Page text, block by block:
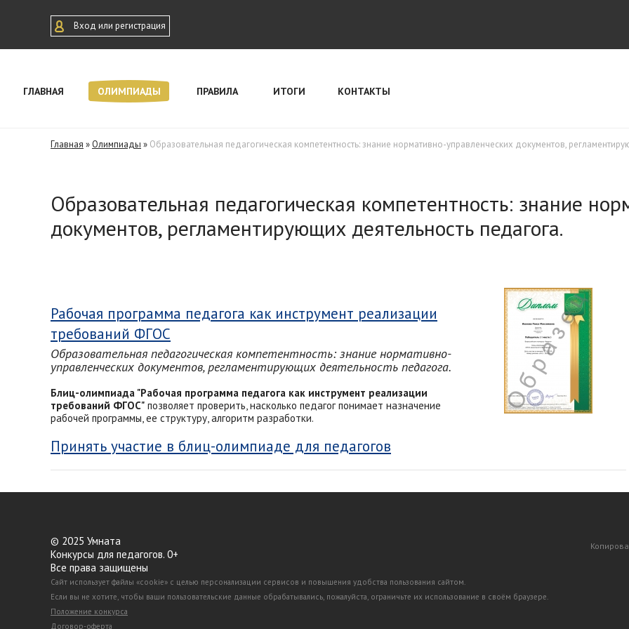
Вход или регистрация
ГЛАВНАЯ ОЛИМПИАДЫ ПРАВИЛА ИТОГИ КОНТАКТЫ
Главная » Олимпиады » Образовательная педагогическая компетентность: знание нормативно-управленческих документов,
Образовательная педагогическая компетентность: знание
документов, регламентирующих деятельность педагога.
Рабочая программа педагога как инструмент реализации
требований ФГОС
Образовательная педагогическая компетентность: знание нормативно-
управленческих документов, регламентирующих деятельность педагога.
Блиц-олимпиада "Рабочая программа педагога как инструмент реализации
требований ФГОС" позволяет проверить, насколько педагог понимает назначение
рабочей программы, ее структуру, алгоритм разработки.
Принять участие в блиц-олимпиаде для педагогов
© 2025 Умната
Конкурсы для педагогов. 0+
Все права защищены
Сайт использует файлы «cookie» с целью персонализации сервисов и повышения удобства пользования сайтом.
Если вы не хотите, чтобы ваши пользовательские данные обрабатывались, пожалуйста, ограничьте их использование в своём браузере.
Положение конкурса
Договор-оферта